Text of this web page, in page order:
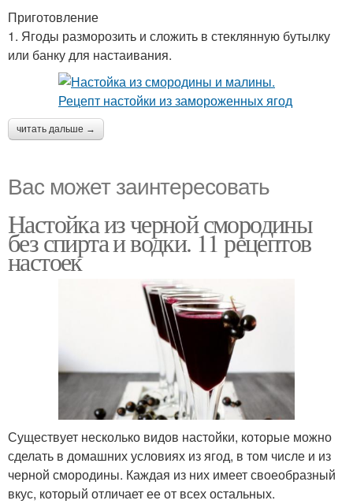
Приготовление
1. Ягоды разморозить и сложить в стеклянную бутылку
или банку для настаивания.
читать дальше →
Вас может заинтересовать
Настойка из черной смородины
без спирта и водки. 11 рецептов
настоек
Существует несколько видов настойки, которые можно
сделать в домашних условиях из ягод, в том числе и из
черной смородины. Каждая из них имеет своеобразный
вкус, который отличает ее от всех остальных.